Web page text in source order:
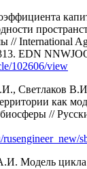
// International
EDN
102606/view
Светлаков
как
биосферы //
Модель цикла